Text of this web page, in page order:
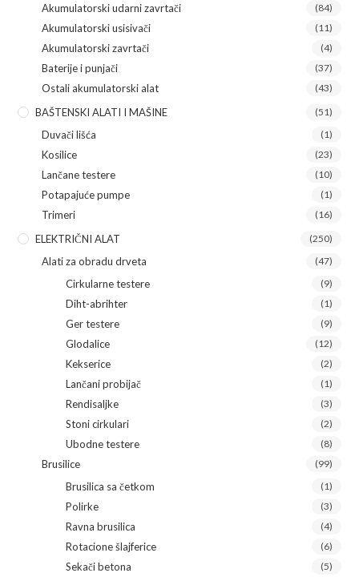
Akumulatorski udarni zavrtači (84)
Akumulatorski usisivači (11)
Akumulatorski zavrtači (4)
Baterije i punjači (37)
Ostali akumulatorski alat (43)
BAŠTENSKI ALATI I MAŠINE (51)
Duvači lišća (1)
Kosilice (23)
Lančane testere (10)
Potapajuće pumpe (1)
Trimeri (16)
ELEKTRIČNI ALAT (250)
Alati za obradu drveta (47)
Cirkularne testere (9)
Diht-abrihter (1)
Ger testere (9)
Glodalice (12)
Kekserice (2)
Lančani probijač (1)
Rendisaljke (3)
Stoni cirkulari (2)
Ubodne testere (8)
Brusilice (99)
Brusilica sa četkom (1)
Polirke (3)
Ravna brusilica (4)
Rotacione šlajferice (6)
Sekači betona (5)